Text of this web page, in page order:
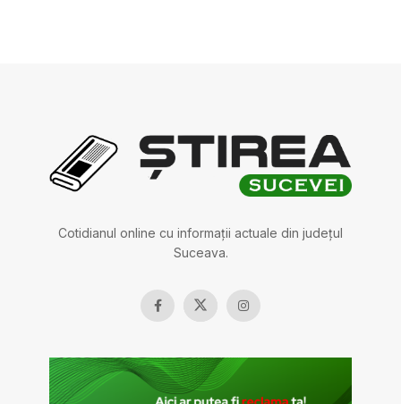
Cotidianul online cu informații actuale din județul
Suceava.